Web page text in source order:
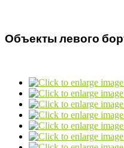
Объекты левого